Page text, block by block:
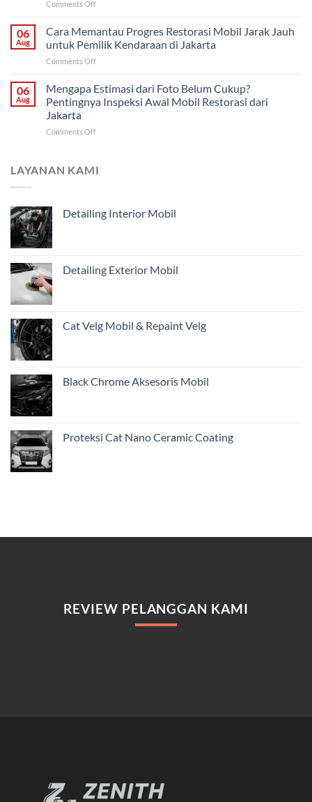
Solo
Restorasi
Cara
Menentukan
dari
Malang
Comments Offon
Mobil
Harian
dari
Malang:
Mana
yang
06
Aug
Cara Memantau Progres Restorasi Mobil Jarak Jauh
untuk Pemilik Kendaraan di Jakarta
Comments Offon
Memantau
Progres
Restorasi
Jarak
Pemilik
06
Aug
Mengapa Estimasi dari Foto Belum Cukup?
Pentingnya Inspeksi Awal Mobil Restorasi dari
Jakarta
Comments Offon
dari
Pentingnya
dari
LAYANAN KAMI
Detailing Interior Mobil
Detailing Exterior Mobil
Cat Velg Mobil & Repaint Velg
Black Chrome Aksesoris Mobil
Proteksi Cat Nano Ceramic Coating
REVIEW PELANGGAN KAMI